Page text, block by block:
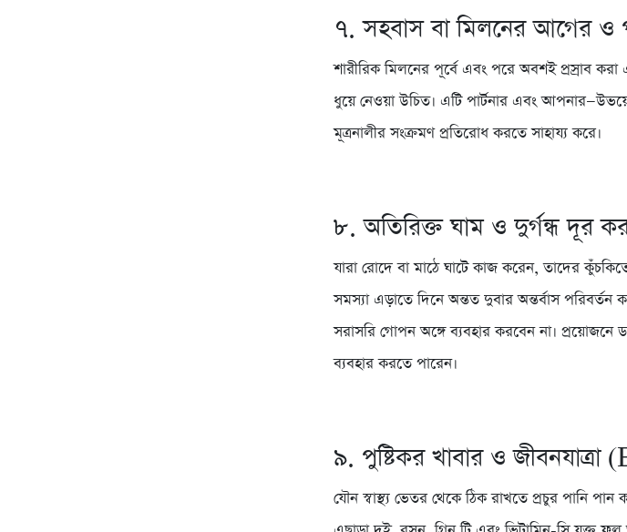
৭. সহবাস বা মিলনের আগের ও
শারীরিক মিলনের পূর্বে এবং পরে অবশই প্রস্রাব করা
ধুয়ে নেওয়া উচিত। এটি পার্টনার এবং
মূত্রনালীর সংক্রমণ প্রতিরোধ করতে সাহায্য করে।
৮. অতিরিক্ত ঘাম ও দুর্গন্ধ দূর
যারা রোদে বা মাঠে ঘাটে কাজ করেন, তাদের
সমস্যা এড়াতে দিনে অন্তত দুবার অন্তর্বাস পরিবর্তন
সরাসরি গোপন অঙ্গে ব্যবহার করবেন না। প্রয়োজনে
ব্যবহার করতে পারেন।
৯. পুষ্টিকর খাবার ও
যৌন স্বাস্থ্য ভেতর থেকে ঠিক রাখতে প্রচুর পানি